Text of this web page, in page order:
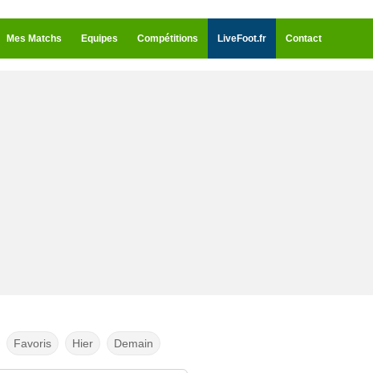
Mes Matchs Equipes Compétitions LiveFoot.fr Contact
Favoris Hier Demain